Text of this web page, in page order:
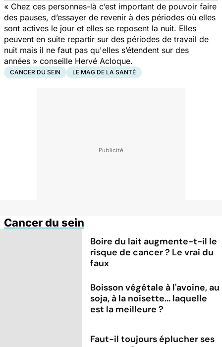
« Chez ces personnes-là c’est important de pouvoir faire
des pauses, d’essayer de revenir à des périodes où elles
sont actives le jour et elles se reposent la nuit. Elles
peuvent en suite repartir sur des périodes de travail de
nuit mais il ne faut pas qu'elles s’étendent sur des
années » conseille Hervé Acloque.
CANCER DU SEIN LE MAG DE LA SANTÉ
Cancer du sein
Boire du lait augmente-t-il le
risque de cancer ? Le vrai du
faux
Boisson végétale à l'avoine, au
soja, à la noisette... laquelle
est la meilleure ?
Faut-il toujours éplucher ses